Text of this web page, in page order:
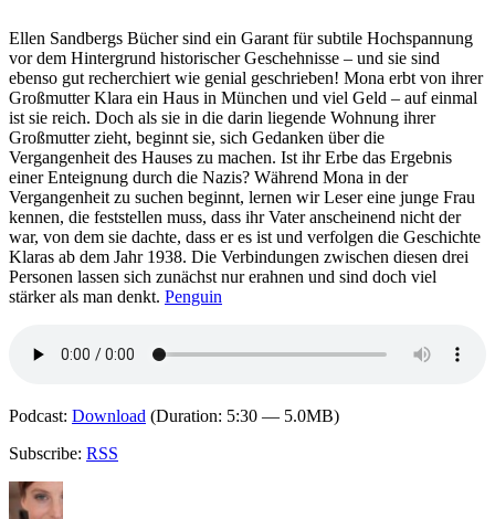
schweigen
Ellen Sandbergs Bücher sind ein Garant für subtile Hochspannung
vor dem Hintergrund historischer Geschehnisse – und sie sind
ebenso gut recherchiert wie genial geschrieben! Mona erbt von ihrer
Großmutter Klara ein Haus in München und viel Geld – auf einmal
ist sie reich. Doch als sie in die darin liegende Wohnung ihrer
Großmutter zieht, beginnt sie, sich Gedanken über die
Vergangenheit des Hauses zu machen. Ist ihr Erbe das Ergebnis
einer Enteignung durch die Nazis? Während Mona in der
Vergangenheit zu suchen beginnt, lernen wir Leser eine junge Frau
kennen, die feststellen muss, dass ihr Vater anscheinend nicht der
war, von dem sie dachte, dass er es ist und verfolgen die Geschichte
Klaras ab dem Jahr 1938. Die Verbindungen zwischen diesen drei
Personen lassen sich zunächst nur erahnen und sind doch viel
stärker als man denkt. Penguin
Podcast: Download (Duration: 5:30 — 5.0MB)
Subscribe: RSS
Autor